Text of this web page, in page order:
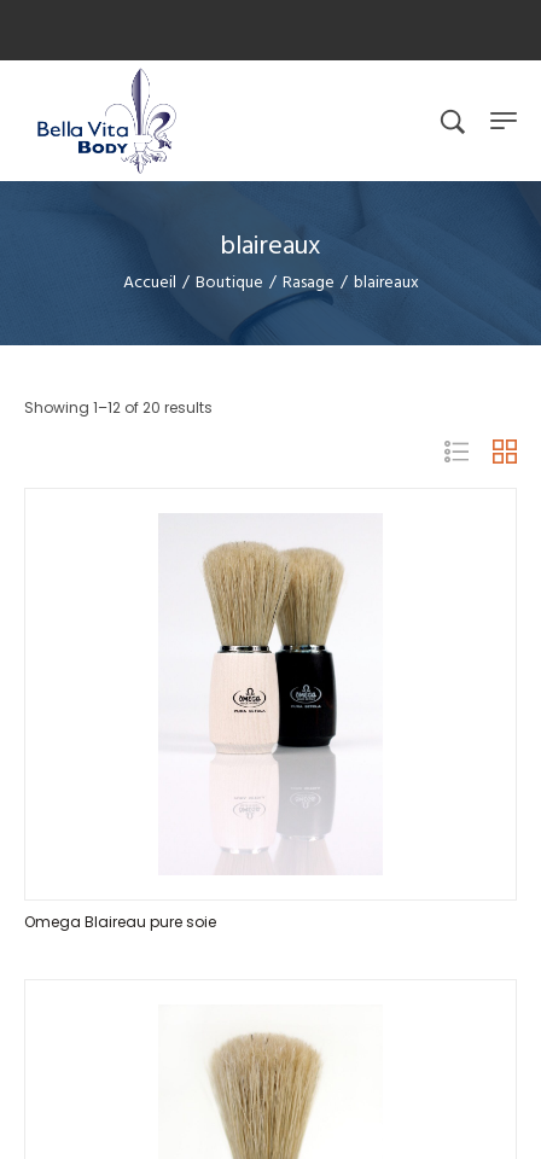
blaireaux
Accueil / Boutique / Rasage / blaireaux
Showing 1–12 of 20 results
Omega Blaireau pure soie